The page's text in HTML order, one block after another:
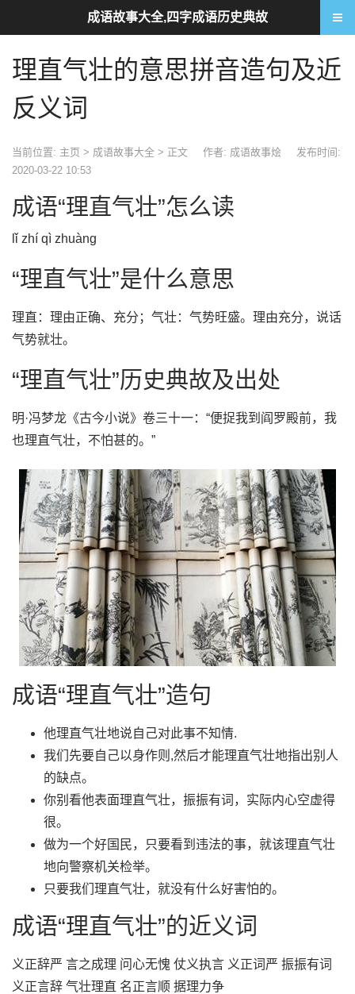
理直气壮的意思拼音造句及近
反义词
当前位置: 主页 > 成语故事大全 > 正文 作者: 成语故事烩
发布时间:
2020-03-22 10:53
成语“理直气壮”怎么读
lǐ zhí qì zhuàng
“理直气壮”是什么意思
理直：理由正确、充分；气壮：气势旺盛。理由充分，说话
气势就壮。
“理直气壮”历史典故及出处
明·冯梦龙《古今小说》卷三十一：“便捉我到阎罗殿前，我
也理直气壮，不怕甚的。”
成语“理直气壮”造句
他理直气壮地说自己对此事不知情.
我们先要自己以身作则,然后才能理直气壮地指出别人
的缺点。
你别看他表面理直气壮，振振有词，实际内心空虚得
很。
做为一个好国民，只要看到违法的事，就该理直气壮
地向警察机关检举。
只要我们理直气壮，就没有什么好害怕的。
成语“理直气壮”的近义词
义正辞严 言之成理 问心无愧 仗义执言 义正词严 振振有词
义正言辞 气壮理直 名正言顺 据理力争
成语故事大全,四字成语历史典故